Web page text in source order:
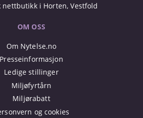
nettbutikk i Horten, Vestfold
OM OSS
Om Nytelse.no
Presseinformasjon
Ledige stillinger
Miljøfyrtårn
Miljørabatt
og cookies